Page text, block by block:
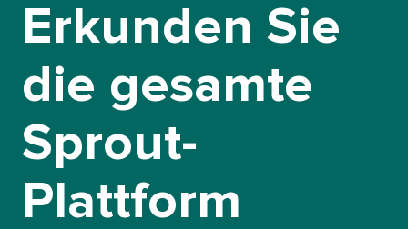
Erkunden Sie
die gesamte
Sprout-
Plattform​​